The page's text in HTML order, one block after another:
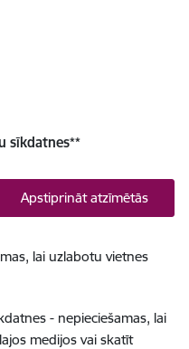
sīkdatnes**
Apstiprināt atzīmētās
lai uzlabotu vietnes
- nepieciešamas, lai
medijos vai skatīt